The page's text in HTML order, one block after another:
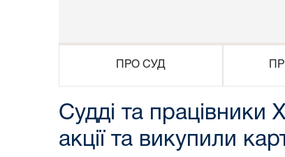
ПРО СУД
Судді та працівники
акції та викупили